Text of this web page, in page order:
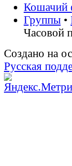
Кошачий
Группы •
Часовой
Создано на
Русская